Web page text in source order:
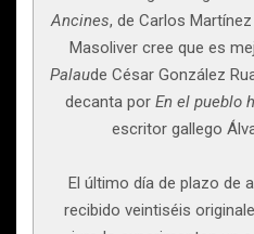
Ancines, de Carlos
Masoliver cree que es
Palaude César González
decanta por En el pueblo
escritor gallego
El último día de plazo de
recibido veintiséis